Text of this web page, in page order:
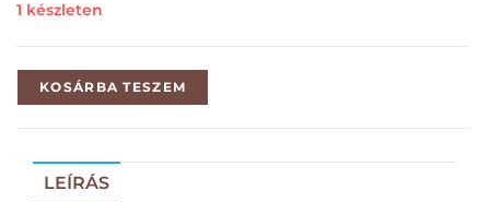
1 készleten
KOSÁRBA TESZEM
LEÍRÁS